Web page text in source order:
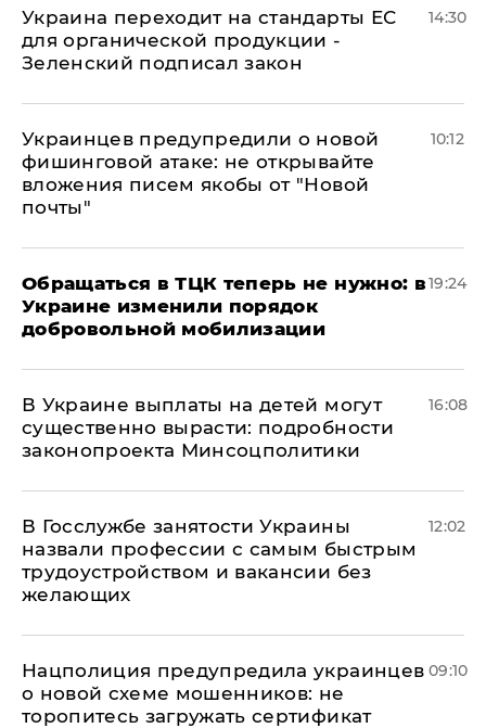
Украина переходит на стандарты ЕС
для органической продукции -
Зеленский подписал закон
14:30
Украинцев предупредили о новой
фишинговой атаке: не открывайте
вложения писем якобы от "Новой
почты"
10:12
Обращаться в ТЦК теперь не нужно: в
Украине изменили порядок
добровольной мобилизации
19:24
В Украине выплаты на детей могут
существенно вырасти: подробности
законопроекта Минсоцполитики
16:08
В Госслужбе занятости Украины
назвали профессии с самым быстрым
трудоустройством и вакансии без
желающих
12:02
Нацполиция предупредила украинцев
о новой схеме мошенников: не
торопитесь загружать сертификат
09:10